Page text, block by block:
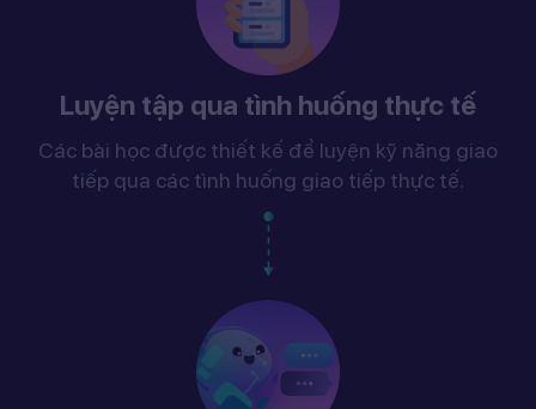
Luyện tập qua tình huống thực tế
Các bài học được thiết kế để luyện kỹ năng giao
tiếp qua các tình huống giao tiếp thực tế.